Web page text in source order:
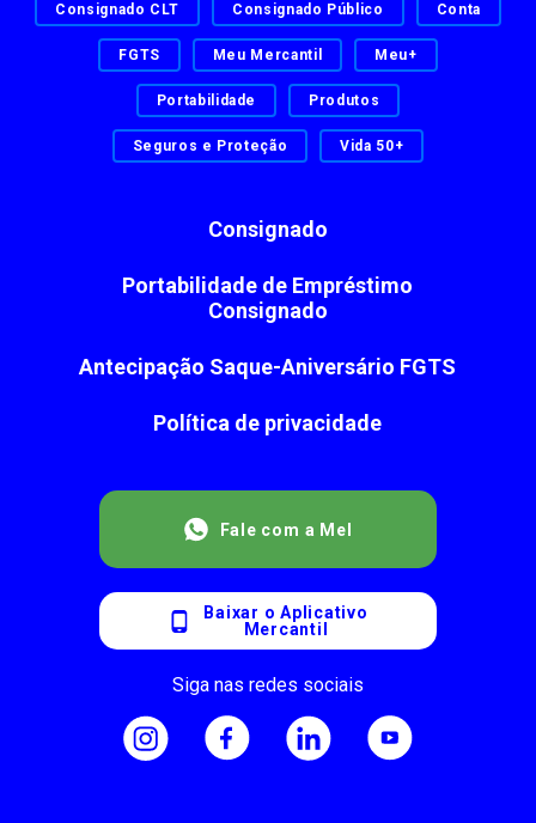
Consignado
Portabilidade de Empréstimo
Consignado
Antecipação Saque-Aniversário FGTS
Política de privacidade
Fale com a Mel
Baixar o Aplicativo
Mercantil
Siga nas redes sociais
Consignado CLT Consignado Público Conta
FGTS Meu Mercantil Meu+
Portabilidade Produtos
Seguros e Proteção Vida 50+